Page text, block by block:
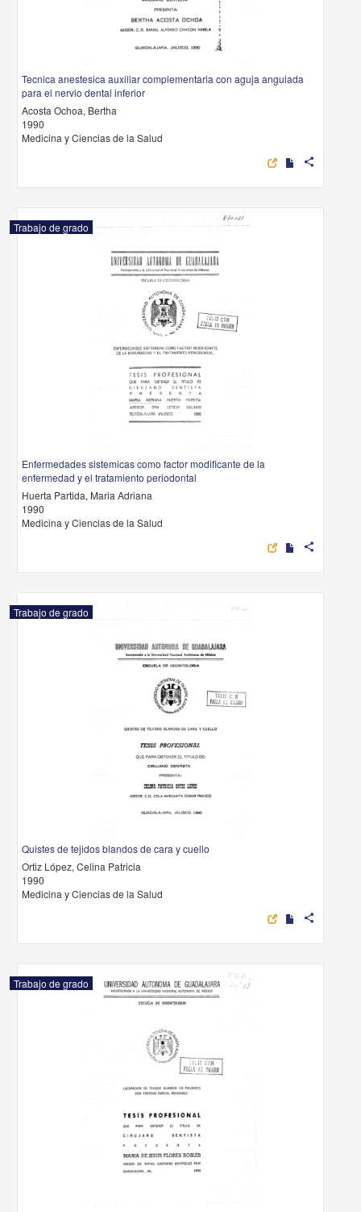
Tecnica anestesica auxiliar complementaria con aguja angulada
para el nervio dental inferior
Acosta Ochoa, Bertha
1990
Medicina y Ciencias de la Salud
share
Trabajo de grado
Enfermedades sistemicas como factor modificante de la
enfermedad y el tratamiento periodontal
Huerta Partida, Maria Adriana
1990
Medicina y Ciencias de la Salud
share
Trabajo de grado
Quistes de tejidos blandos de cara y cuello
Ortiz López, Celina Patricia
1990
Medicina y Ciencias de la Salud
share
Trabajo de grado